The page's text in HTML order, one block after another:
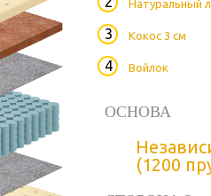
Натуральный
Кокос 3 см
Войлок
ОСНОВА
(1200